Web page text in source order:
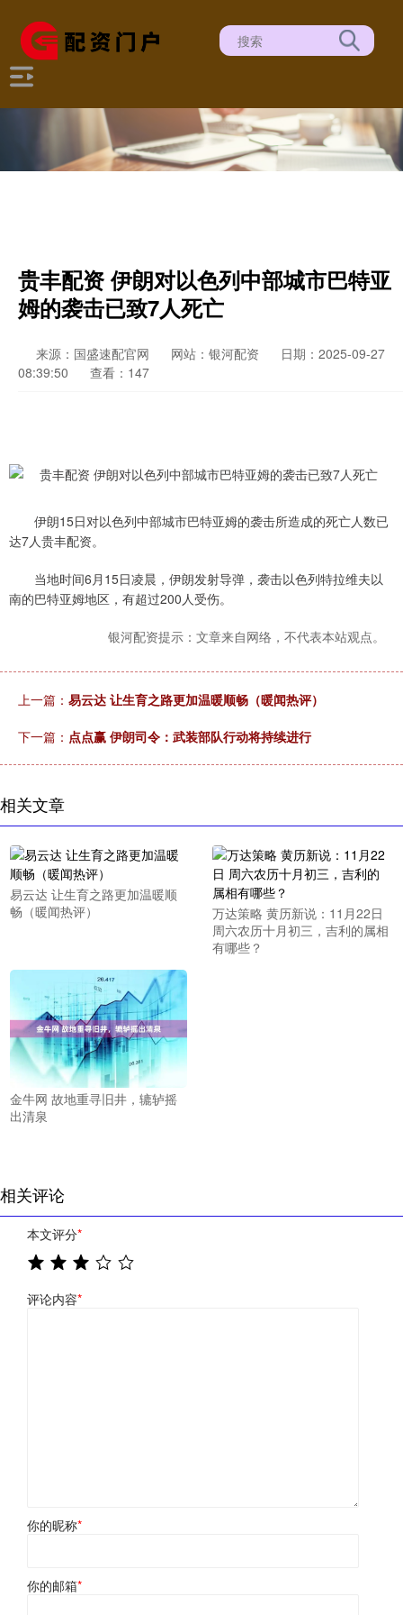
贵丰配资 伊朗对以色列中部城市巴特亚
姆的袭击已致7人死亡
来源：国盛速配官网 网站：银河配资
日期：2025-09-27
08:39:50
查看：147
伊朗15日对以色列中部城市巴特亚姆的袭击所造成的死亡人数已
达7人贵丰配资。
当地时间6月15日凌晨，伊朗发射导弹，袭击以色列特拉维夫以
南的巴特亚姆地区，有超过200人受伤。
银河配资提示：文章来自网络，不代表本站观点。
上一篇： 易云达 让生育之路更加温暖顺畅（暖闻热评）
下一篇： 点点赢 伊朗司令：武装部队行动将持续进行
相关文章
易云达 让生育之路更加温暖顺
畅（暖闻热评）
万达策略 黄历新说：11月22日
周六农历十月初三，吉利的属相
有哪些？
金牛网 故地重寻旧井，辘轳摇
出清泉
相关评论
本文评分*
评论内容*
你的昵称*
你的邮箱*